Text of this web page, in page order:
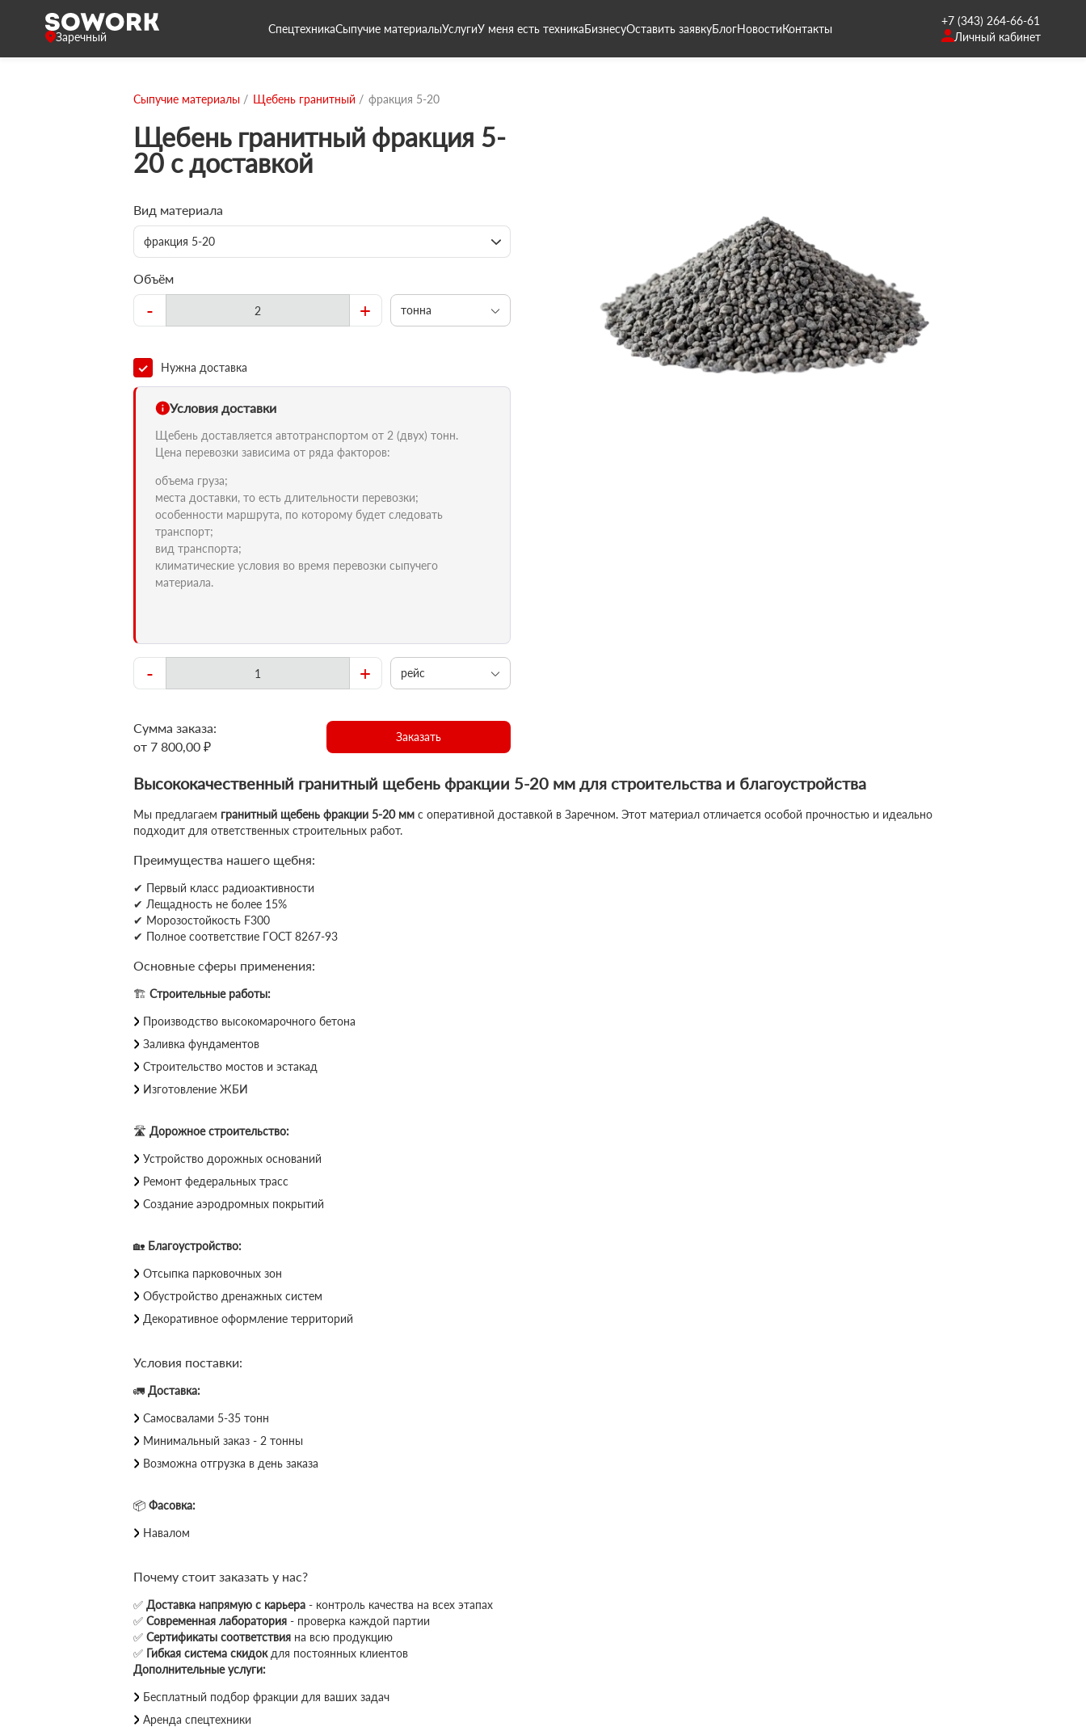
Заречный
СпецтехникаСыпучие материалыУслугиУ меня есть техникаБизнесуОставить заявкуБлогНовостиКонтакты
+7 (343) 264-66-61
Личный кабинет
Сыпучие материалы Щебень гранитный фракция 5-20
Щебень гранитный фракция 5-
20 с доставкой
Вид материала
фракция 5-20
Объём
- + тонна
Нужна доставка
Условия доставки
Щебень доставляется автотранспортом от 2 (двух) тонн.
Цена перевозки зависима от ряда факторов:
объема груза;
места доставки, то есть длительности перевозки;
особенности маршрута, по которому будет следовать
транспорт;
вид транспорта;
климатические условия во время перевозки сыпучего
материала.
- + рейс
Сумма заказа:
от 7 800,00 ₽
Заказать
Высококачественный гранитный щебень фракции 5-20 мм для строительства и благоустройства
Мы предлагаем гранитный щебень фракции 5-20 мм с оперативной доставкой в Заречном. Этот материал отличается особой прочностью и идеально
подходит для ответственных строительных работ.
Преимущества нашего щебня:
✔ Первый класс радиоактивности
✔ Лещадность не более 15%
✔ Морозостойкость F300
✔ Полное соответствие ГОСТ 8267-93
Основные сферы применения:
🏗 Строительные работы:
Производство высокомарочного бетона
Заливка фундаментов
Строительство мостов и эстакад
Изготовление ЖБИ
🛣 Дорожное строительство:
Устройство дорожных оснований
Ремонт федеральных трасс
Создание аэродромных покрытий
🏡 Благоустройство:
Отсыпка парковочных зон
Обустройство дренажных систем
Декоративное оформление территорий
Условия поставки:
🚛 Доставка:
Самосвалами 5-35 тонн
Минимальный заказ - 2 тонны
Возможна отгрузка в день заказа
📦 Фасовка:
Навалом
Почему стоит заказать у нас?
✅ Доставка напрямую с карьера - контроль качества на всех этапах
✅ Современная лаборатория - проверка каждой партии
✅ Сертификаты соответствия на всю продукцию
✅ Гибкая система скидокдля постоянных клиентов
Дополнительные услуги:
Бесплатный подбор фракции для ваших задач
Аренда спецтехники